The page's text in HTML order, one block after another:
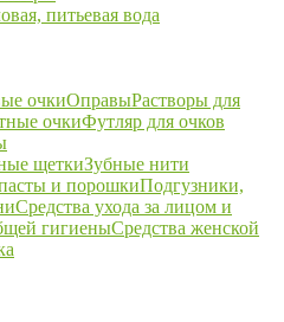
питьевая вода
очкиОправыРастворы для
очкиФутляр для очков
щеткиЗубные нити
и порошкиПодгузники,
Средства ухода за лицом и
гигиеныСредства женской